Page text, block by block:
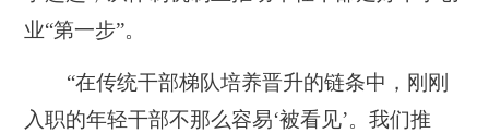
业“第一步”。
“在传统干部梯队培养晋升的链条中，刚刚
入职的年轻干部不那么容易‘被看见’。我们推